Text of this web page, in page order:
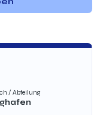
/ Abteilung